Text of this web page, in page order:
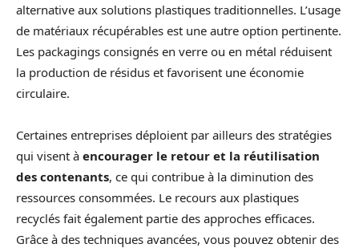
alternative aux solutions plastiques traditionnelles. L’usage
de matériaux récupérables est une autre option pertinente.
Les packagings consignés en verre ou en métal réduisent
la production de résidus et favorisent une économie
circulaire.
Certaines entreprises déploient par ailleurs des stratégies
qui visent à encourager le retour et la réutilisation
des contenants, ce qui contribue à la diminution des
ressources consommées. Le recours aux plastiques
recyclés fait également partie des approches efficaces.
Grâce à des techniques avancées, vous pouvez obtenir des